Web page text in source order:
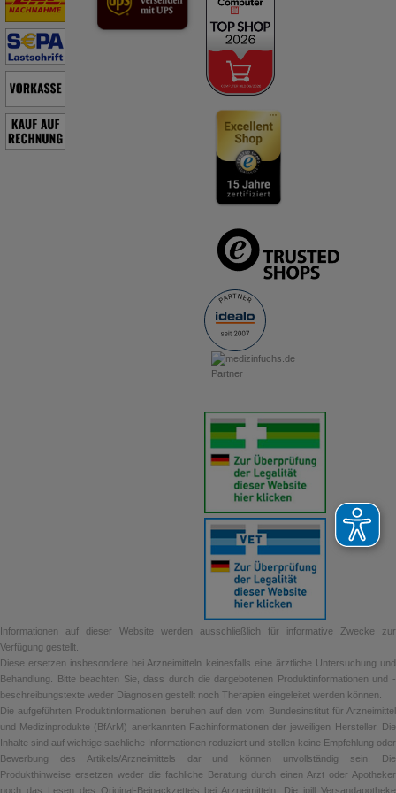
Informationen auf dieser Website werden ausschließlich für informative Zwecke zur
Verfügung gestellt.
Diese ersetzen insbesondere bei Arzneimitteln keinesfalls eine ärztliche Untersuchung und
Behandlung. Bitte beachten Sie, dass durch die dargebotenen Produktinformationen und -
beschreibungstexte weder Diagnosen gestellt noch Therapien eingeleitet werden können.
Die aufgeführten Produktinformationen beruhen auf den vom Bundesinstitut für Arzneimittel
und Medizinprodukte (BfArM) anerkannten Fachinformationen der jeweiligen Hersteller. Die
Inhalte sind auf wichtige sachliche Informationen reduziert und stellen keine Empfehlung oder
Bewerbung des Artikels/Arzneimittels dar und können unvollständig sein. Die
Produkthinweise ersetzen weder die fachliche Beratung durch einen Arzt oder Apotheker
noch das Lesen des Original-Beipackzettels bei Arzneimitteln. Die ipill Versandapotheke